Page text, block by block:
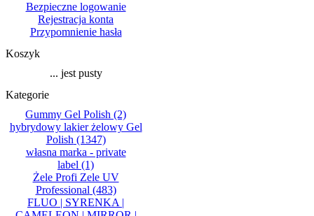
Bezpieczne logowanie
Rejestracja konta
Przypomnienie hasła
Koszyk
... jest pusty
Kategorie
Gummy Gel Polish (2)
hybrydowy lakier żelowy Gel
Polish (1347)
własna marka - private
label (1)
Żele Profi Zele UV
Professional (483)
FLUO | SYRENKA |